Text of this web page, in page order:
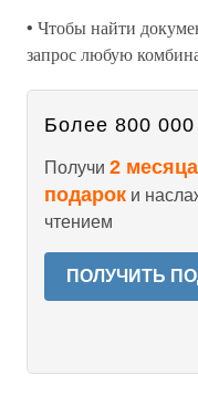
• Чтобы найти
запрос любую
Более 800 000
Получи 2
подарок и
чтением
ПОЛУЧИТЬ